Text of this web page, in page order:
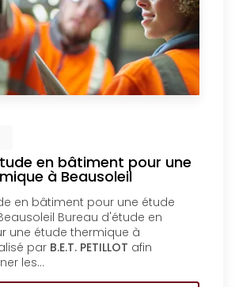
en bâtiment pour une
à Beausoleil
en bâtiment pour une étude
Bureau d'étude en
une étude thermique à
par B.E.T. PETILLOT afin
les…